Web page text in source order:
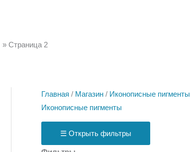
Страница 2
Главная / Магазин / Иконописные пигменты
Иконописные пигменты
☰ Открыть фильтры